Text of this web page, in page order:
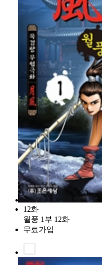
12화
월풍 1부 12화
무료가입